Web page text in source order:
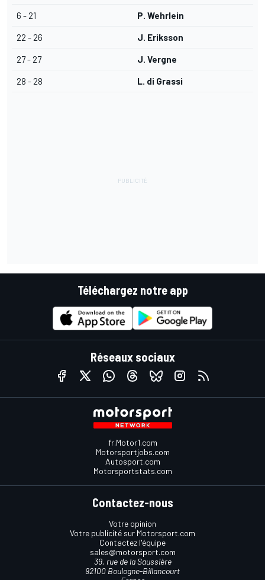
6 - 21 P. Wehrlein
22 - 26 J. Eriksson
27 - 27 J. Vergne
28 - 28 L. di Grassi
Téléchargez notre app
Réseaux sociaux
fr.Motor1.com
Motorsportjobs.com
Autosport.com
Motorsportstats.com
Contactez-nous
Votre opinion
Votre publicité sur Motorsport.com
Contactez l'équipe
sales@motorsport.com
39, rue de la Saussière
92100 Boulogne-Billancourt